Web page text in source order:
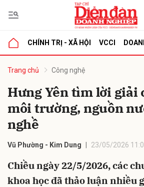
CHÍNH TRỊ - XÃ HỘI VCCI
Trang chủ Công nghệ
Hưng Yên tìm lời giải
môi trường, nguồn
nghề
Vũ Phường - Kim Dung 23/05/2026
Chiều ngày 22/5/2026, các
khoa học đã thảo luận nhiều
luận